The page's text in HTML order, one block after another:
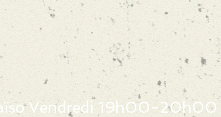
Vendredi 19h00-20h00